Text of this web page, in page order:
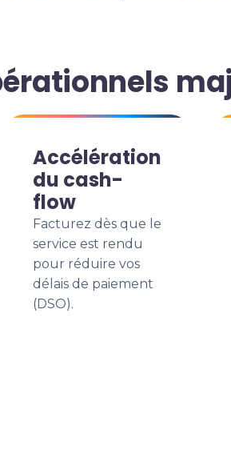
Accélération
du cash-
flow
Facturez dès que le
service est rendu
pour réduire vos
délais de paiement
(DSO).